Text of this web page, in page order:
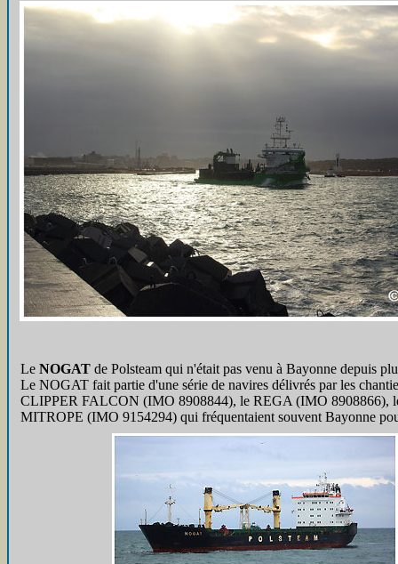
Le NOGAT de Polsteam qui n'était pas venu à Bayonne depuis
Le NOGAT fait partie d'une série de navires délivrés par les
CLIPPER FALCON (IMO 8908844), le REGA (IMO 8908866),
MITROPE (IMO 9154294) qui fréquentaient souvent Bayonne